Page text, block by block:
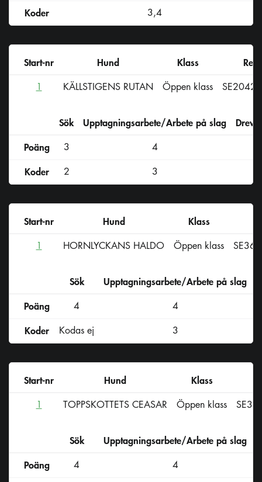
Koder
3,4
Start-nr Hund Klass
1
KÄLLSTIGENS RUTAN Öppen klass
Sök Upptagningsarbete/Arbete på slag
Poäng
3 4
Koder
2 3
Start-nr Hund Klass
1
HORNLYCKANS HALDO Öppen klass
Sök Upptagningsarbete/Arbete på slag
Poäng
4
4
Koder
Kodas ej 3
Start-nr Hund Klass
1
TOPPSKOTTETS CEASAR Öppen klass
Sök Upptagningsarbete/Arbete på slag
Poäng
4 4